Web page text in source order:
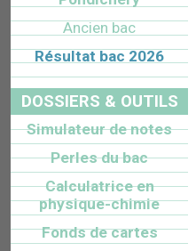
Ancien bac
Résultat bac 2026
DOSSIERS & OUTILS
Simulateur de notes
Perles du bac
Calculatrice en
physique-chimie
Fonds de cartes